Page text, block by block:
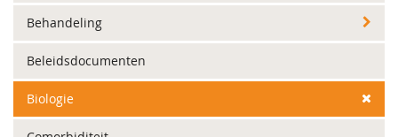
Behandeling
Beleidsdocumenten
Biologie